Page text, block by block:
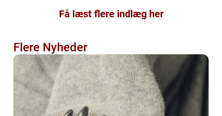
Få læst flere indlæg her
Flere Nyheder